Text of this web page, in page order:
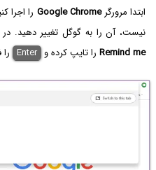
ابتدا مرورگرGoogle Chrome را
نیست، آن را به گوگل تغییر دهید.
Remind me را تایپ کرده و Enter را